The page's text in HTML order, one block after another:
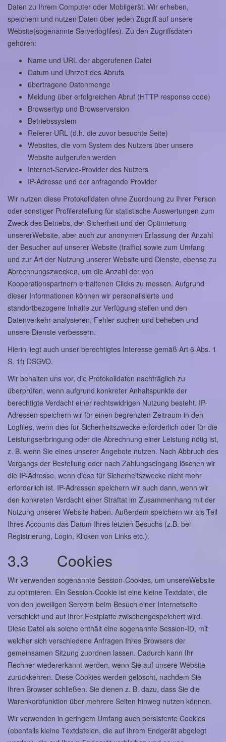
Daten zu Ihrem Computer oder Mobilgerät. Wir erheben,
speichern und nutzen Daten über jeden Zugriff auf unsere
Website(sogenannte Serverlogfiles). Zu den Zugriffsdaten
gehören:
Name und URL der abgerufenen Datei
Datum und Uhrzeit des Abrufs
übertragene Datenmenge
Meldung über erfolgreichen Abruf (HTTP response code)
Browsertyp und Browserversion
Betriebssystem
Referer URL (d.h. die zuvor besuchte Seite)
Websites, die vom System des Nutzers über unsere
Website aufgerufen werden
Internet-Service-Provider des Nutzers
IP-Adresse und der anfragende Provider
Wir nutzen diese Protokolldaten ohne Zuordnung zu Ihrer Person
oder sonstiger Profilerstellung für statistische Auswertungen zum
Zweck des Betriebs, der Sicherheit und der Optimierung
unsererWebsite, aber auch zur anonymen Erfassung der Anzahl
der Besucher auf unserer Website (traffic) sowie zum Umfang
und zur Art der Nutzung unserer Website und Dienste, ebenso zu
Abrechnungszwecken, um die Anzahl der von
Kooperationspartnern erhaltenen Clicks zu messen. Aufgrund
dieser Informationen können wir personalisierte und
standortbezogene Inhalte zur Verfügung stellen und den
Datenverkehr analysieren, Fehler suchen und beheben und
unsere Dienste verbessern.
Hierin liegt auch unser berechtigtes Interesse gemäß Art 6 Abs. 1
S. 1f) DSGVO.
Wir behalten uns vor, die Protokolldaten nachträglich zu
überprüfen, wenn aufgrund konkreter Anhaltspunkte der
berechtigte Verdacht einer rechtswidrigen Nutzung besteht. IP-
Adressen speichern wir für einen begrenzten Zeitraum in den
Logfiles, wenn dies für Sicherheitszwecke erforderlich oder für die
Leistungserbringung oder die Abrechnung einer Leistung nötig ist,
z. B. wenn Sie eines unserer Angebote nutzen. Nach Abbruch des
Vorgangs der Bestellung oder nach Zahlungseingang löschen wir
die IP-Adresse, wenn diese für Sicherheitszwecke nicht mehr
erforderlich ist. IP-Adressen speichern wir auch dann, wenn wir
den konkreten Verdacht einer Straftat im Zusammenhang mit der
Nutzung unserer Website haben. Außerdem speichern wir als Teil
Ihres Accounts das Datum Ihres letzten Besuchs (z.B. bei
Registrierung, Login, Klicken von Links etc.).
3.3 Cookies
Wir verwenden sogenannte Session-Cookies, um unsereWebsite
zu optimieren. Ein Session-Cookie ist eine kleine Textdatei, die
von den jeweiligen Servern beim Besuch einer Internetseite
verschickt und auf Ihrer Festplatte zwischengespeichert wird.
Diese Datei als solche enthält eine sogenannte Session-ID, mit
welcher sich verschiedene Anfragen Ihres Browsers der
gemeinsamen Sitzung zuordnen lassen. Dadurch kann Ihr
Rechner wiedererkannt werden, wenn Sie auf unsere Website
zurückkehren. Diese Cookies werden gelöscht, nachdem Sie
Ihren Browser schließen. Sie dienen z. B. dazu, dass Sie die
Warenkorbfunktion über mehrere Seiten hinweg nutzen können.
Wir verwenden in geringem Umfang auch persistente Cookies
(ebenfalls kleine Textdateien, die auf Ihrem Endgerät abgelegt